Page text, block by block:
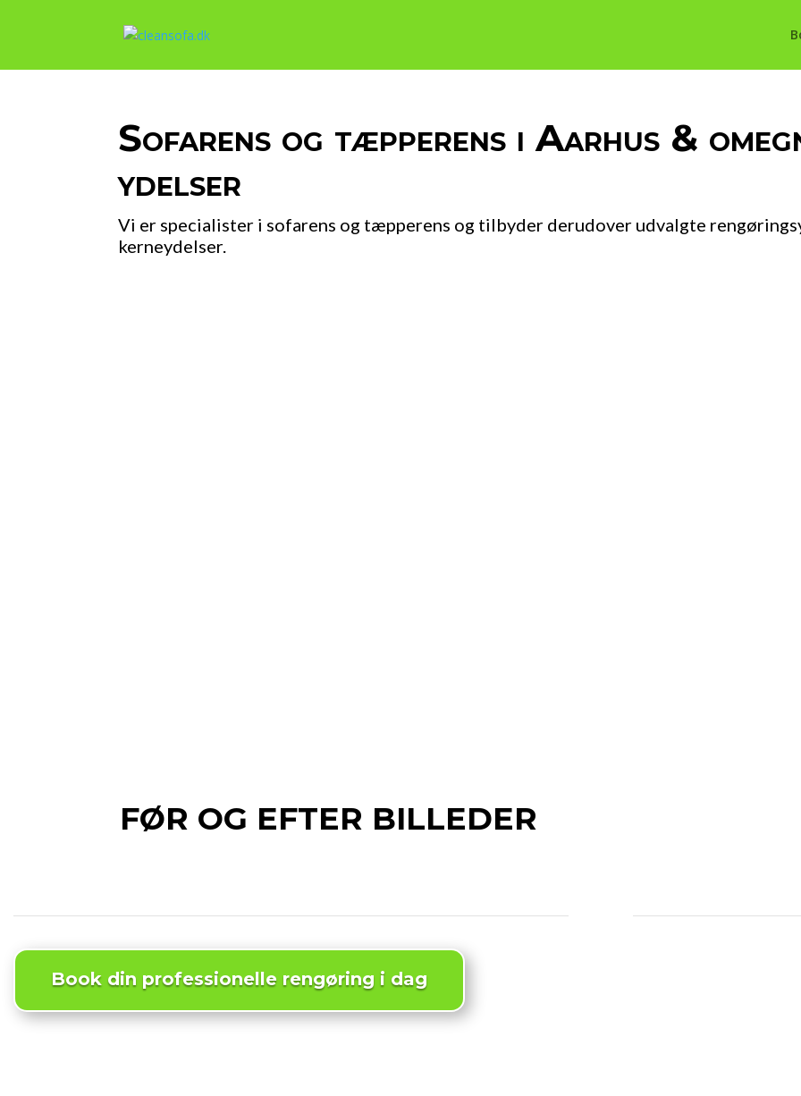
Sofarens og tæpperens i Aarhus &
ydelser
Vi er specialister i sofarens og tæpperens og tilbyder derudover udvalgte
kerneydelser.
FØR OG EFTER BILLEDER
Book din professionelle rengøring i dag